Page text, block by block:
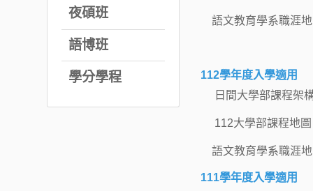
夜碩班
語博班
學分學程
語文教育學系職涯地
112學年度入學適用
日間大學部課程架
112大學部課程地圖
語文教育學系職涯地
111學年度入學適用